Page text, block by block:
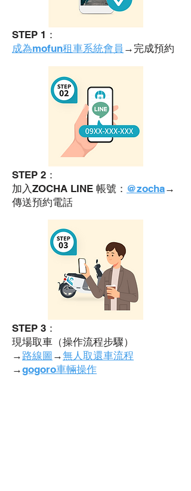
STEP 1：
成為mofun租車系統會員 →完成預約
STEP 2：
加入ZOCHA LINE 帳號： @zocha→
傳送預約電話
STEP 3：
現場取車（操作流程步驟）
→ 路線圖 →無人取還車流程
→gogoro車輛操作